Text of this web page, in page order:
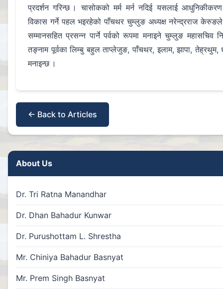
प्रदर्शन गरिन्छ । चासोकको मर्म मर्न नदिई यसलाई
विकास गर्ने पहल भइरहेको पाँचथर चुम्लुङ अध्यक्ष नरेन्द्रराज
सम्मानसहित प्रसन्न पार्ने पर्वको रूपमा मनाइने चुम्लुङ महासचिव
तङ्नाम पूर्वका लिम्बु बहुल ताप्लेजुङ, पाँचथर, इलाम, झापा,
मनाइन्छ ।
← Back to Articles
About Us
Dr. Tri Ratna Manandhar
Dr. Dhan Bahadur Kunwar
Dr. Purushottam L. Shrestha
Mr. Chiniya Bahadur Basnyat
Mr. Prem Singh Basnyat